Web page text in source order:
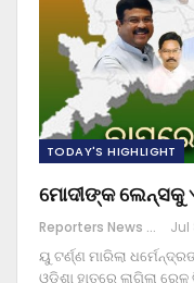
TODAY'S HIGHLIGHT
ମୋଦୀଙ୍କ ଲେନ୍‌ସକୁ
Reporters News Agency Jul
ୟୁ ଟର୍ଣ୍ଣ ମାରିଲା
ଓଡ଼ିଶା ହାତରେ ଲାଗିଲା